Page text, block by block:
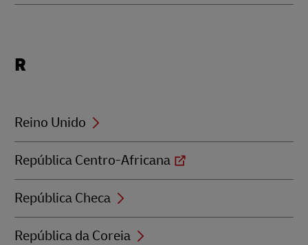
beginning
R
Reino Unido
República Centro-Africana
República Checa
República da Coreia